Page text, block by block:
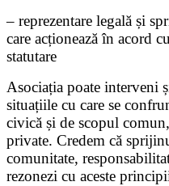
– reprezentare legală și
care acționează în acord
statutare
Asociația poate interveni
situațiile cu care se
civică și de scopul
private. Credem că
comunitate,
rezonezi cu aceste